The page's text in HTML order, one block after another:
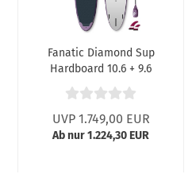
Fanatic Diamond Sup
Hardboard 10.6 + 9.6
UVP 1.749,00 EUR
Ab nur 1.224,30 EUR